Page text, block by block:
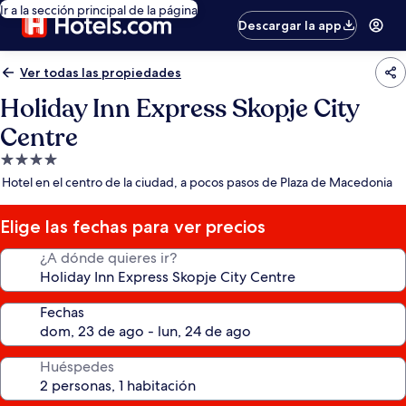
Ir a la sección principal de la página
Descargar la app
Ver todas las propiedades
Holiday Inn Express Skopje City
Centre
Propiedad
de
estrellas
Hotel en el centro de la ciudad, a pocos pasos de Plaza de Macedonia
Elige las fechas para ver precios
¿A dónde quieres ir?
Fechas
Huéspedes